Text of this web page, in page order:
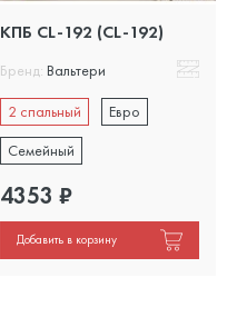
КПБ CL-192 (CL-192)
Бренд: Вальтери
2 спальный
Евро
Семейный
4353 ₽
Добавить в корзину